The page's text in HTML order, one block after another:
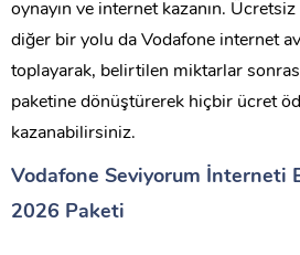
oynayın ve internet kazanın.
diğer bir yolu da Vodafone internet
toplayarak, belirtilen miktarlar
paketine dönüştürerek hiçbir ücret
kazanabilirsiniz.
Vodafone Seviyorum İnterneti
2026 Paketi